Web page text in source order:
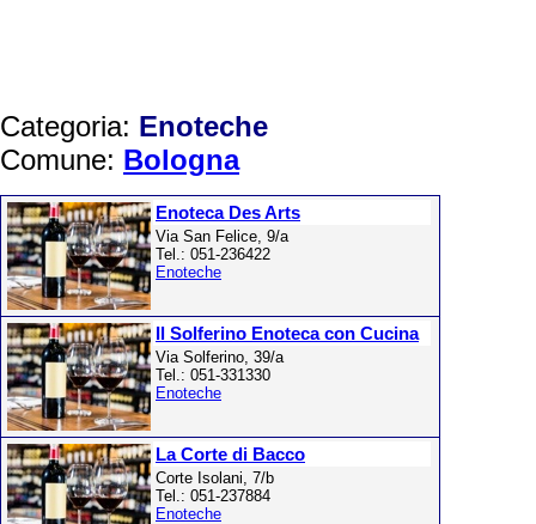
Categoria: Enoteche
Comune: Bologna
Enoteca Des Arts
Via San Felice, 9/a
Tel.: 051-236422
Enoteche
Il Solferino Enoteca con Cucina
Via Solferino, 39/a
Tel.: 051-331330
Enoteche
La Corte di Bacco
Corte Isolani, 7/b
Tel.: 051-237884
Enoteche